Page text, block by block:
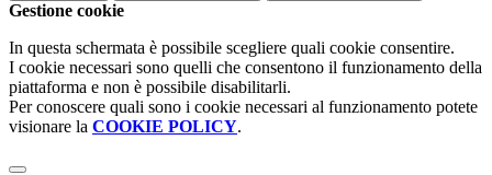
Gestione cookie
In questa schermata è possibile scegliere quali cookie consentire.
I cookie necessari sono quelli che consentono il funzionamento della
piattaforma e non è possibile disabilitarli.
Per conoscere quali sono i cookie necessari al funzionamento potete
visionare la COOKIE POLICY.